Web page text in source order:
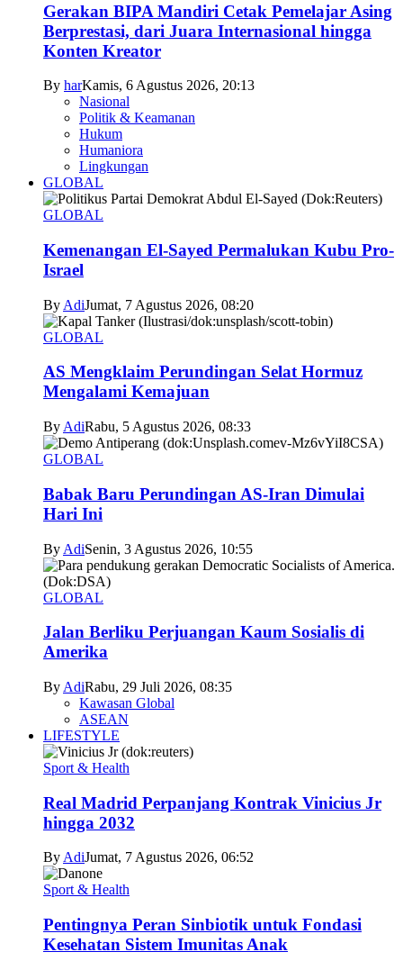
Gerakan BIPA Mandiri Cetak Pemelajar Asing
Berprestasi, dari Juara Internasional hingga
Konten Kreator
By harKamis, 6 Agustus 2026, 20:13
Nasional
Politik & Keamanan
Hukum
Humaniora
Lingkungan
GLOBAL
GLOBAL
Kemenangan El-Sayed Permalukan Kubu Pro-
Israel
By AdiJumat, 7 Agustus 2026, 08:20
GLOBAL
AS Mengklaim Perundingan Selat Hormuz
Mengalami Kemajuan
By AdiRabu, 5 Agustus 2026, 08:33
GLOBAL
Babak Baru Perundingan AS-Iran Dimulai
Hari Ini
By AdiSenin, 3 Agustus 2026, 10:55
GLOBAL
Jalan Berliku Perjuangan Kaum Sosialis di
Amerika
By AdiRabu, 29 Juli 2026, 08:35
Kawasan Global
ASEAN
LIFESTYLE
Sport & Health
Real Madrid Perpanjang Kontrak Vinicius Jr
hingga 2032
ByAdiJumat, 7 Agustus 2026, 06:52
Sport & Health
Pentingnya Peran Sinbiotik untuk Fondasi
Kesehatan Sistem Imunitas Anak